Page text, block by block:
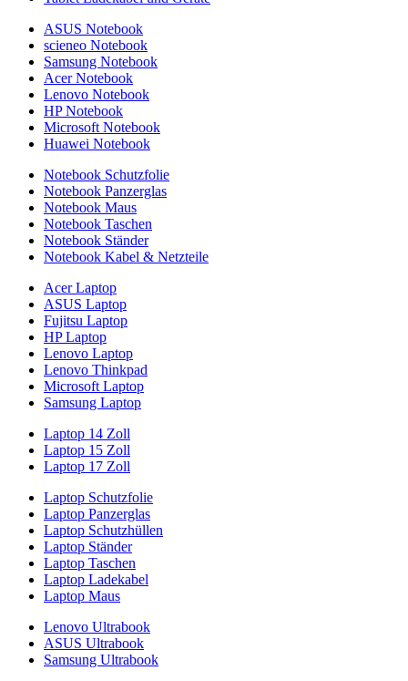
ASUS Notebook
scieneo Notebook
Samsung Notebook
Acer Notebook
Lenovo Notebook
HP Notebook
Microsoft Notebook
Huawei Notebook
Notebook Schutzfolie
Notebook Panzerglas
Notebook Maus
Notebook Taschen
Notebook Ständer
Notebook Kabel & Netzteile
Acer Laptop
ASUS Laptop
Fujitsu Laptop
HP Laptop
Lenovo Laptop
Lenovo Thinkpad
Microsoft Laptop
Samsung Laptop
Laptop 14 Zoll
Laptop 15 Zoll
Laptop 17 Zoll
Laptop Schutzfolie
Laptop Panzerglas
Laptop Schutzhüllen
Laptop Ständer
Laptop Taschen
Laptop Ladekabel
Laptop Maus
Lenovo Ultrabook
ASUS Ultrabook
Samsung Ultrabook